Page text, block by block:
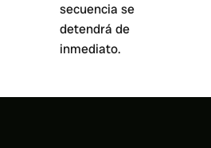
secuencia se
detendrá de
inmediato.